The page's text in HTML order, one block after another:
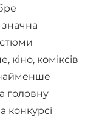
значна
кіно, коміксів
головну
конкурсі